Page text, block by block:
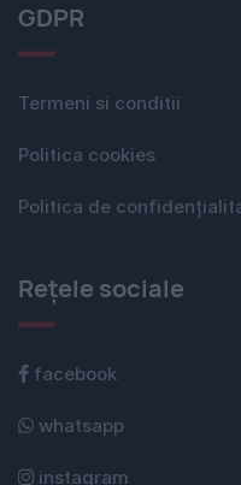
GDPR
Termeni si conditii
Politica cookies
Politica de
Rețele sociale
facebook
whatsapp
instagram